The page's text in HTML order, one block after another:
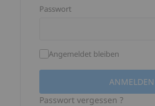
Passwort
Angemeldet bleiben
Passwort vergessen ?